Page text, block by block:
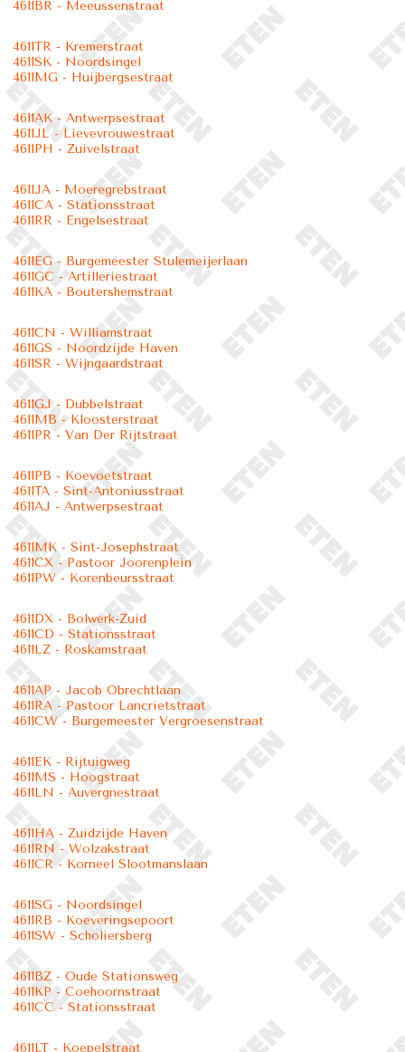
4611BR - Meeussenstraat
4611TR - Kremerstraat
4611SK - Noordsingel
4611MG - Huijbergsestraat
4611AK - Antwerpsestraat
4611JL - Lievevrouwestraat
4611PH - Zuivelstraat
4611JA - Moeregrebstraat
4611CA - Stationsstraat
4611RR - Engelsestraat
4611EG - Burgemeester Stulemeijerlaan
4611GC - Artilleriestraat
4611KA - Boutershemstraat
4611CN - Williamstraat
4611GS - Noordzijde Haven
4611SR - Wijngaardstraat
4611GJ - Dubbelstraat
4611MB - Kloosterstraat
4611PR - Van Der Rijtstraat
4611PB - Koevoetstraat
4611TA - Sint-Antoniusstraat
4611AJ - Antwerpsestraat
4611MK - Sint-Josephstraat
4611CX - Pastoor Joorenplein
4611PW - Korenbeursstraat
4611DX - Bolwerk-Zuid
4611CD - Stationsstraat
4611LZ - Roskamstraat
4611AP - Jacob Obrechtlaan
4611RA - Pastoor Lancrietstraat
4611CW - Burgemeester Vergroesenstraat
4611EK - Rijtuigweg
4611MS - Hoogstraat
4611LN - Auvergnestraat
4611HA - Zuidzijde Haven
4611RN - Wolzakstraat
4611CR - Korneel Slootmanslaan
4611SG - Noordsingel
4611RB - Koeveringsepoort
4611SW - Scholiersberg
4611BZ - Oude Stationsweg
4611KP - Coehoornstraat
4611CC - Stationsstraat
4611LT - Koepelstraat